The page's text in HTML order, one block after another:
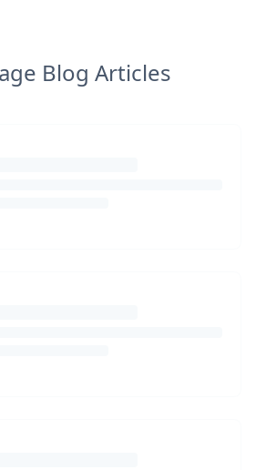
Blog Articles